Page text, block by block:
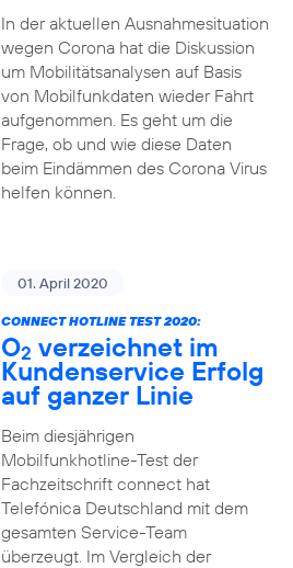
In der aktuellen Ausnahmesituation
wegen Corona hat die Diskussion
um Mobilitätsanalysen auf Basis
von Mobilfunkdaten wieder Fahrt
aufgenommen. Es geht um die
Frage, ob und wie diese Daten
beim Eindämmen des Corona Virus
helfen können.
01. April 2020
CONNECT HOTLINE TEST 2020:
O2 verzeichnet im
Kundenservice Erfolg
auf ganzer Linie
Beim diesjährigen
Mobilfunkhotline-Test der
Fachzeitschrift connect hat
Telefónica Deutschland mit dem
gesamten Service-Team
überzeugt. Im Vergleich der